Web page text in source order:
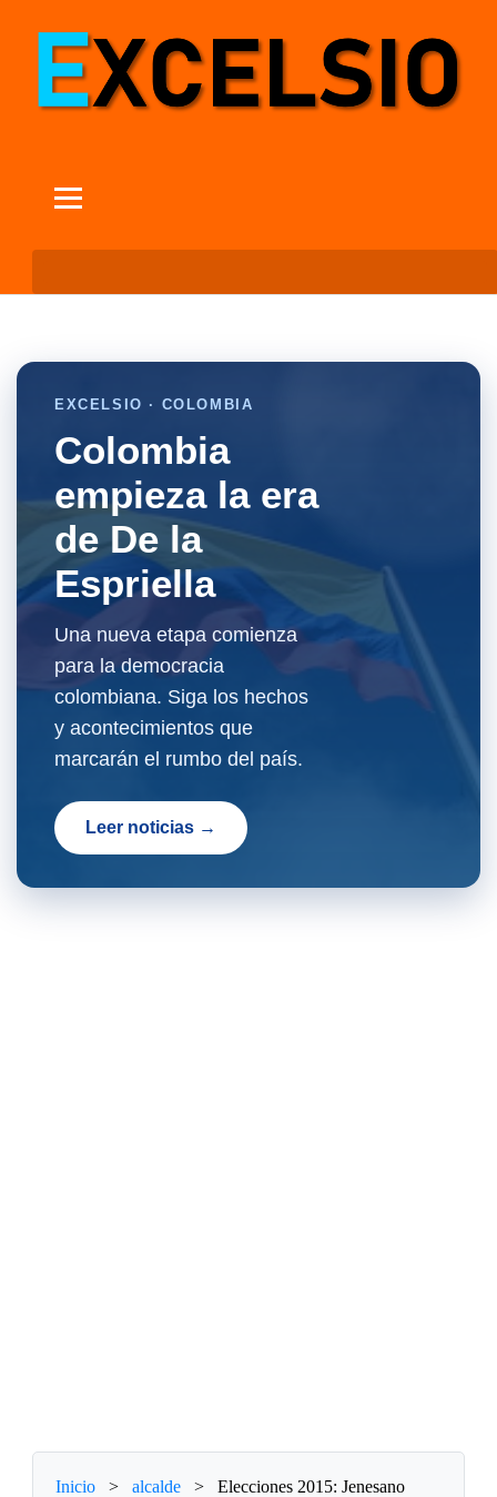
EXCELSIO · COLOMBIA
Colombia
empieza la era
de De la
Espriella
Una nueva etapa comienza
para la democracia
colombiana. Siga los hechos
y acontecimientos que
marcarán el rumbo del país.
Leer noticias →
Inicio > alcalde >
Elecciones 2015: Jenesano